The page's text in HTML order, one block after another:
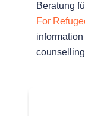
Beratung
For